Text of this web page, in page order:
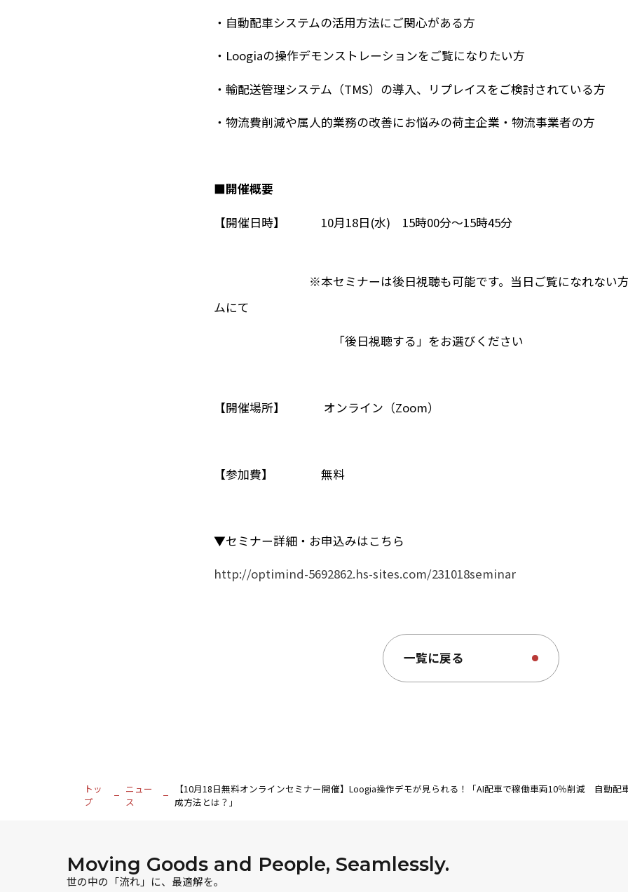
・自動配車システムの活用方法にご関心がある方
・Loogiaの操作デモンストレーションをご覧になりたい方
・輸配送管理システム（TMS）の導入、リプレイスをご検討されている方
・物流費削減や属人的業務の改善にお悩みの荷主企業・物流事業者の方
■開催概要
【開催日時】 10月18日(水) 15時00分～15時45分
※本セミナーは後日視聴も可能です。当日ご覧になれない方は
ムにて
「後日視聴する」をお選びください
【開催場所】 オンライン（Zoom）
【参加費】 無料
▼セミナー詳細・お申込みはこちら
http://optimind-5692862.hs-sites.com/231018seminar
一覧に戻る
トッ
プ
ニュー
ス
【10月18日無料オンラインセミナー開催】Loogia操作デモが見られる！「AI配車で稼働車両10％削減 自動
成方法とは？」
Moving Goods and People, Seamlessly.
世の中の「流れ」に、最適解を。